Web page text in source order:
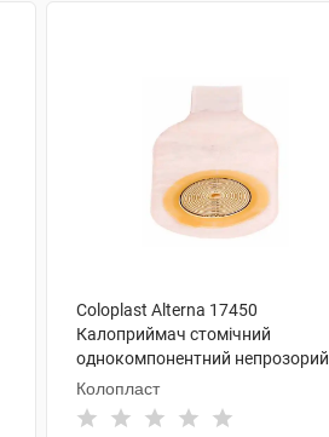
Coloplast Alterna 17450
Калоприймач стомічний
однокомпонентний непрозорий
відкритий 10-70 мм 30 шт
Колопласт